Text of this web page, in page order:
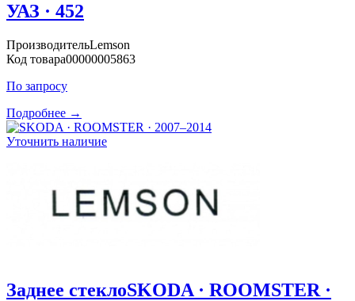
УАЗ · 452
ПроизводительLemson
Код товара00000005863
По запросу
Подробнее →
Уточнить наличие
Заднее стеклоSKODA · ROOMSTER ·